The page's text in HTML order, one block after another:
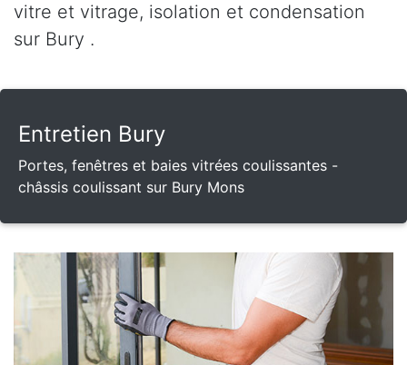
vitre et vitrage, isolation et condensation
sur Bury .
Entretien Bury
Portes, fenêtres et baies vitrées coulissantes -
châssis coulissant sur Bury Mons